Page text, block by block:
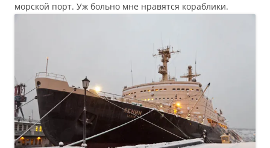
морской порт. Уж больно мне нравятся кораблики.